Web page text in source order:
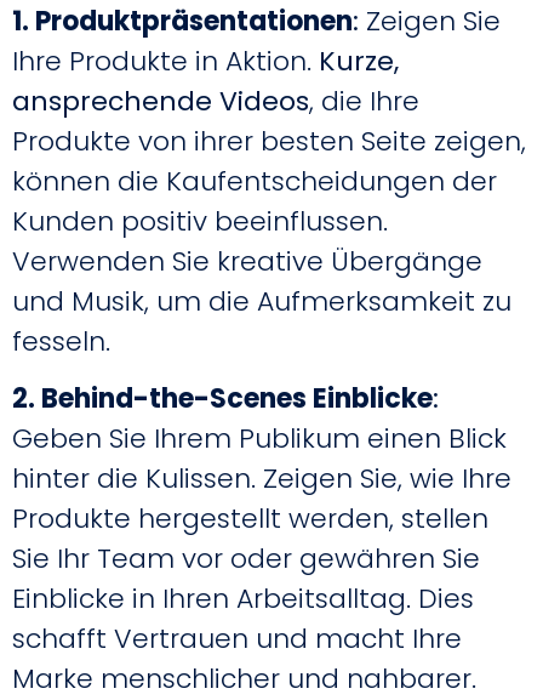
1. Produktpräsentationen: Zeigen Sie
Ihre Produkte in Aktion. Kurze,
ansprechende Videos, die Ihre
Produkte von ihrer besten Seite zeigen,
können die Kaufentscheidungen der
Kunden positiv beeinflussen.
Verwenden Sie kreative Übergänge
und Musik, um die Aufmerksamkeit zu
fesseln.
2. Behind-the-Scenes Einblicke:
Geben Sie Ihrem Publikum einen Blick
hinter die Kulissen. Zeigen Sie, wie Ihre
Produkte hergestellt werden, stellen
Sie Ihr Team vor oder gewähren Sie
Einblicke in Ihren Arbeitsalltag. Dies
schafft Vertrauen und macht Ihre
Marke menschlicher und nahbarer.